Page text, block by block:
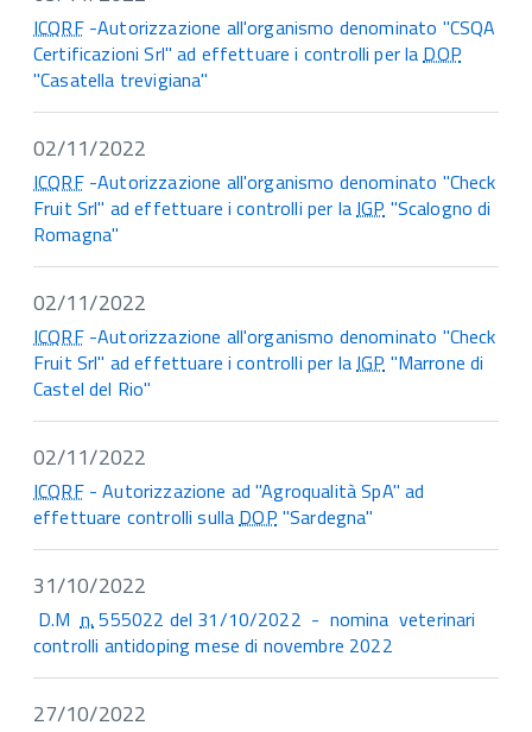
ICQRF-Autorizzazione all'organismo denominato "CSQA
Certificazioni Srl" ad effettuare i controlli per laDOP
"Casatella trevigiana"
02/11/2022
ICQRF-Autorizzazione all'organismo denominato "Check
Fruit Srl" ad effettuare i controlli per laIGP "Scalogno di
Romagna"
02/11/2022
ICQRF-Autorizzazione all'organismo denominato "Check
Fruit Srl" ad effettuare i controlli per laIGP "Marrone di
Castel del Rio"
02/11/2022
ICQRF- Autorizzazione ad "Agroqualità SpA" ad
effettuare controlli sullaDOP "Sardegna"
31/10/2022
D.Mn.555022 del 31/10/2022 - nomina veterinari
controlli antidoping mese di novembre 2022
27/10/2022